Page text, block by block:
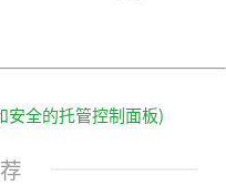
安全的托管控制面板)